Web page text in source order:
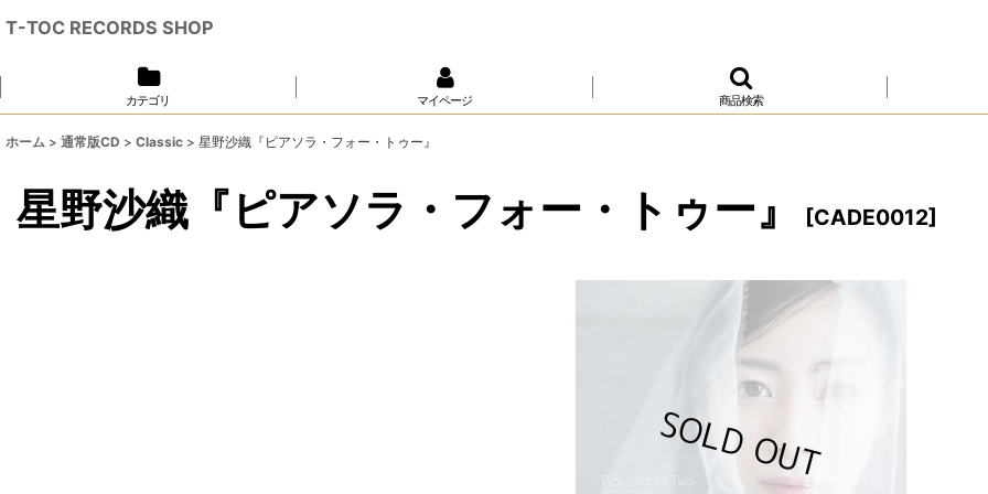
T-TOC RECORDS SHOP
カテゴリ マイページ 商品検索
ホーム > 通常版CD > Classic > 星野沙織『ピアソラ・フォー・トゥー』
星野沙織『ピアソラ・フォー・トゥー』 [CADE0012]